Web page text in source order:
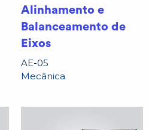
Alinhamento e
Balanceamento de
Eixos
AE-05
Mecânica